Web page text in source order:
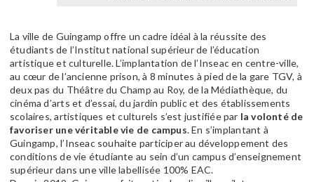
La ville de Guingamp offre un cadre idéal à la réussite des
étudiants de l’Institut national supérieur de l’éducation
artistique et culturelle. L’implantation de l’Inseac en centre-ville,
au cœur de l’ancienne prison, à 8 minutes à pied de la gare TGV, à
deux pas du Théâtre du Champ au Roy, de la Médiathèque, du
cinéma d’arts et d’essai, du jardin public et des établissements
scolaires, artistiques et culturels s’est justifiée par la volonté de
favoriser une véritable vie de campus. En s’implantant à
Guingamp, l’Inseac souhaite participer au développement des
conditions de vie étudiante au sein d’un campus d’enseignement
supérieur dans une ville labellisée 100% EAC.